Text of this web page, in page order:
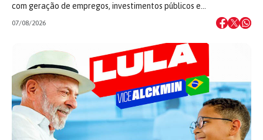
com geração de empregos, investimentos públicos e…
07/08/2026